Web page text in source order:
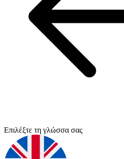
Επιλέξτε τη γλώσσα σας